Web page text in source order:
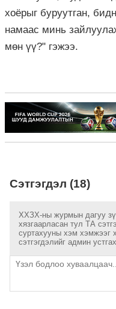
хоёрыг буруутган,
намаас минь
мөн үү?" гэжээ.
Сэтгэгдэл (18)
ХХЗХ-ны журмын дагуу
хязгаарласан тул ТА
суртахууны хэм хэмжээг
сэтгэгдэлийг админ